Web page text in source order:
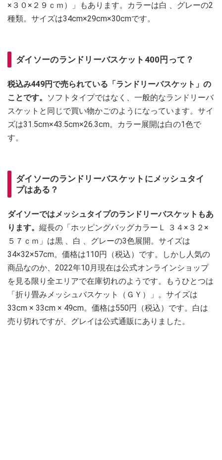
×３０×２９ｃｍ）」もあります。カラーは白 、グレーの2
種類。サイズは34cm×29cm×30cmです。
ダイソーのランドリーバスケット400円って？
税込み449円で売られている「ランドリーバスケット」の
ことです。
ソフトタイプではなく、一般的なランドリーバ
スケットと同じで買い物かごのようになっています。サイ
ズは31.5cm×43.5cm×26.3cm。カラー展開は白の1色で
す。
ダイソーのランドリーバスケットにメッシュタイ
プはある？
ダイソーではメッシュタイプのランドリーバスケットもあ
ります。 縦長の「ホッピングバッグカラーＬ ３４×３２×
５７ｃｍ」は黒 、白 、グレーの3色展開。サイズは
34×32×57cm。価格は110円（税込）です。しかし人気の
商品なのか、2022年10月現在は公式オンラインショップ
を見る限り全エリアで在庫切れのようです。もうひとつは
「折り畳みメッシュバスケット（ＧＹ）」。サイズは
33cm × 33cm × 49cm。価格は550円（税込）です。白は
売り切れですが、グレイは公式通販にありました。